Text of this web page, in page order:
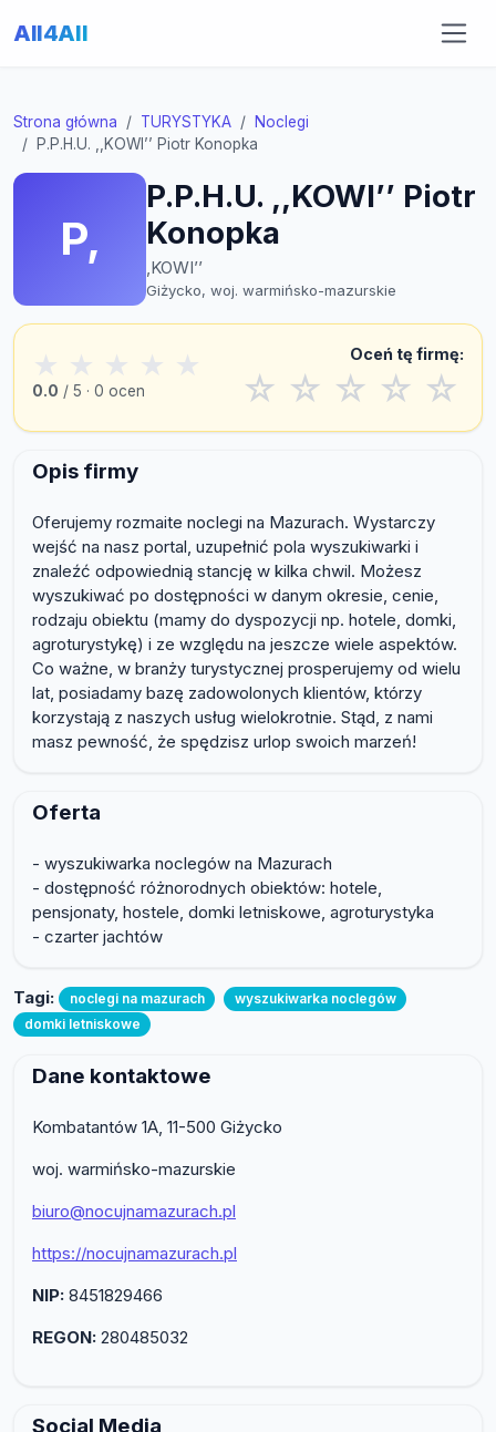
All4All
Strona główna TURYSTYKA
Noclegi
P.P.H.U. ,,KOWI’’ Piotr Konopka
P,
P.P.H.U. ,,KOWI’’ Piotr
Konopka
,KOWI’’
Giżycko, woj. warmińsko-mazurskie
★ ★ ★ ★ ★
0.0 / 5 · 0 ocen
Oceń tę firmę:
☆ ☆ ☆ ☆ ☆
Opis firmy
Oferujemy rozmaite noclegi na Mazurach. Wystarczy
wejść na nasz portal, uzupełnić pola wyszukiwarki i
znaleźć odpowiednią stancję w kilka chwil. Możesz
wyszukiwać po dostępności w danym okresie, cenie,
rodzaju obiektu (mamy do dyspozycji np. hotele, domki,
agroturystykę) i ze względu na jeszcze wiele aspektów.
Co ważne, w branży turystycznej prosperujemy od wielu
lat, posiadamy bazę zadowolonych klientów, którzy
korzystają z naszych usług wielokrotnie. Stąd, z nami
masz pewność, że spędzisz urlop swoich marzeń!
Oferta
- wyszukiwarka noclegów na Mazurach
- dostępność różnorodnych obiektów: hotele,
pensjonaty, hostele, domki letniskowe, agroturystyka
- czarter jachtów
Tagi: noclegi na mazurach
wyszukiwarka noclegów
domki letniskowe
Dane kontaktowe
Kombatantów 1A, 11-500 Giżycko
woj. warmińsko-mazurskie
biuro@nocujnamazurach.pl
https://nocujnamazurach.pl
NIP: 8451829466
REGON: 280485032
Social Media